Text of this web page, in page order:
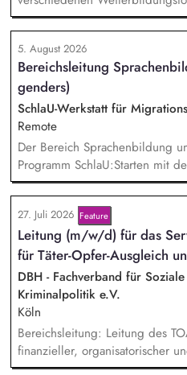
Online-Workshops bis hin zu
Online-Selbstlernkurse für
Die inhaltlichen Schwerpunkte
Bereichen Lesen lernen,
Alphabetisierung in der
5. August 2026
Bereichsleitung
genders)
SchlaU-Werkstatt für
Remote
Der Bereich Sprachenbildung
Programm SchlaU:Starten mit
"Alphabetisierung in DaZ für
zukünftig weitere auf
mit den Schwerpunkten
rassismuskritisches
die Berufliche Bildung. Der
entwickelt in seinen Projekten
innovative
Fachkräfte mit daran
Weiterbildungsangeboten
27. Juli 2026 Feature
Lei­tung (m/w/d) für das
für Tä­ter-Op­fer-Aus­gleich
DBH - Fachverband für
Kriminalpolitik e.V.
Köln
Bereichsleitung: Leitung des
finanzieller, organisatorischer
Abstimmung mit der